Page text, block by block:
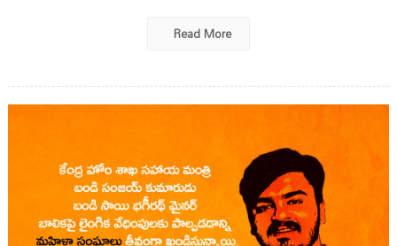
Read More